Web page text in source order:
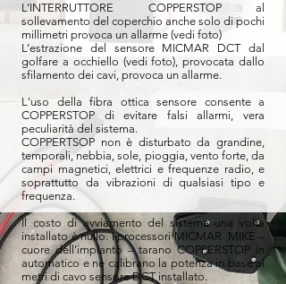
L’INTERRUTTORE COPPERSTOP al
sollevamento del coperchio anche solo di pochi
millimetri provoca un allarme (vedi foto)
L’estrazione del sensore MICMAR DCT dal
golfare a occhiello (vedi foto), provocata dallo
sfilamento dei cavi, provoca un allarme.
L'uso della fibra ottica sensore consente a
COPPERSTOP di evitare falsi allarmi, vera
peculiarità del sistema.
COPPERTSOP non è disturbato da grandine,
temporali, nebbia, sole, pioggia, vento forte, da
campi magnetici, elettrici e frequenze radio, e
soprattutto da vibrazioni di qualsiasi tipo e
frequenza.
Il costo di avviamento del sistema una volta
installato è nullo. I processori MICMAR MIKE –
cuore dell’impianto – tarano COPPERSTOP in
automatico e ne calibrano la potenza in base ai
metri di cavo sensore DCT installato.